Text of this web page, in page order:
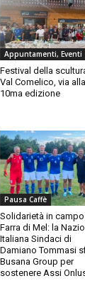
Appuntamenti, Eventi
Festival della
Val Comelico, via alla
10ma edizione
Pausa Caffè
Solidarietà in
Farra di Mel: la
Italiana Sindaci di
Damiano Tommasi
Busana Group per
sostenere Assi